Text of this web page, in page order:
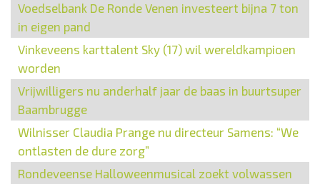
Voedselbank De Ronde Venen investeert bijna 7 ton
in eigen pand
Vinkeveens karttalent Sky (17) wil wereldkampioen
worden
Vrijwilligers nu anderhalf jaar de baas in buurtsuper
Baambrugge
Wilnisser Claudia Prange nu directeur Samens: “We
ontlasten de dure zorg”
Rondeveense Halloweenmusical zoekt volwassen